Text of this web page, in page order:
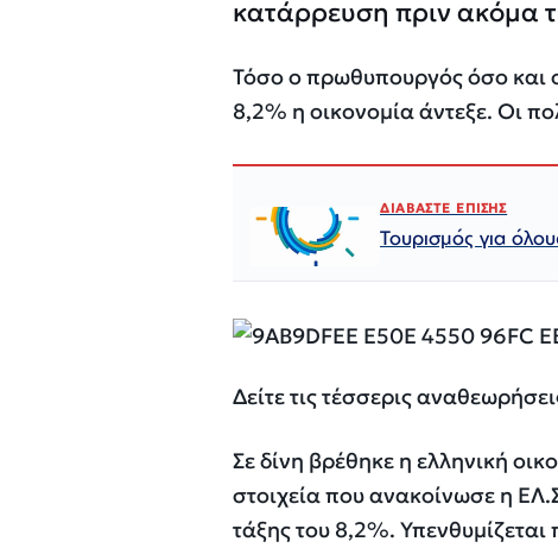
κατάρρευση πριν ακόμα
Τόσο ο πρωθυπουργός όσο και
8,2% η οικονομία άντεξε. Οι
ΔΙΑΒΑΣΤΕ ΕΠΙΣΗΣ
Τουρισμός για
Δείτε τις τέσσερις
Σε δίνη βρέθηκε η ελληνική
στοιχεία που ανακοίνωσε η
τάξης του 8,2%.